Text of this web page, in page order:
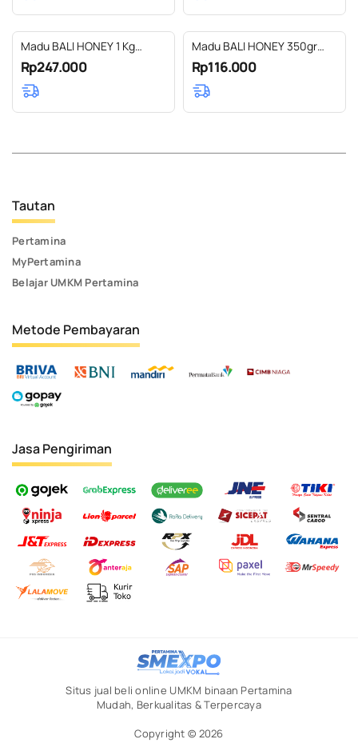
Madu BALI HONEY 1 Kg
Super Grade-A
Rp247.000
Madu BALI HONEY 350gr
Super Grade-A
Rp116.000
Tautan
Pertamina
MyPertamina
Belajar UMKM Pertamina
Metode Pembayaran
Jasa Pengiriman
Situs jual beli online UMKM binaan Pertamina
Mudah, Berkualitas & Terpercaya
Copyright © 2026